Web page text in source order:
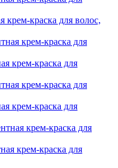
краска для волос,
крем-краска для
крем-краска для
крем-краска для